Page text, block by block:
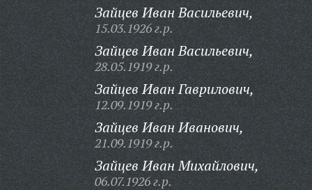
Зайцев Иван Васильевич,
15.03.1926 г.р.
Зайцев Иван Васильевич,
28.05.1919 г.р.
Зайцев Иван Гаврилович,
12.09.1919 г.р.
Зайцев Иван Иванович,
21.09.1919 г.р.
Зайцев Иван Михайлович,
06.07.1926 г.р.